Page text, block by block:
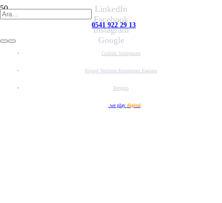
0541 922 29 13
LinkedIn
Facebook
Instagram
Google
Gizlilik Sözleşmesi
Kişisel Verilerin Korunması Kanunu
İletişim
.we play digital